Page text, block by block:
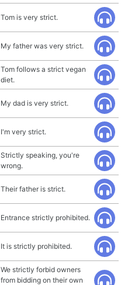
Tom is very strict.
My father was very strict.
Tom follows a strict vegan
diet.
My dad is very strict.
I'm very strict.
Strictly speaking, you're
wrong.
Their father is strict.
Entrance strictly prohibited.
It is strictly prohibited.
We strictly forbid owners
from bidding on their own